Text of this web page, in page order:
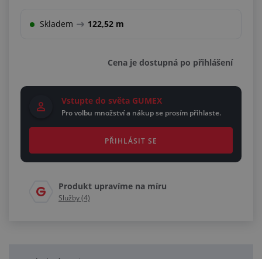
Skladem 122,52 m
Cena je dostupná po přihlášení
Vstupte do světa GUMEX
Pro volbu množství a nákup se prosím přihlaste.
PŘIHLÁSIT SE
Produkt upravíme na míru
Služby (4)